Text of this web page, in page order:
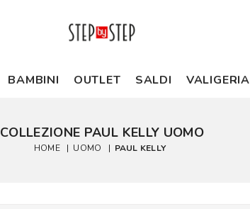
BAMBINI OUTLET SALDI VALIGERIA
COLLEZIONE PAUL KELLY UOMO
HOME | UOMO | PAUL KELLY